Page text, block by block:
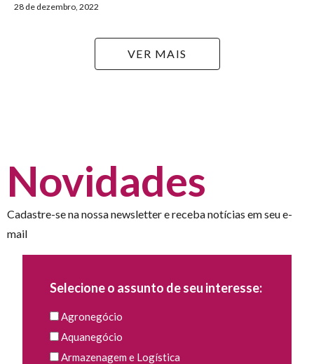
28 de dezembro, 2022
VER MAIS
Novidades
Cadastre-se na nossa newsletter e receba notícias em seu e-
mail
Selecione o assunto de seu interesse:
Agronegócio
Aquanegócio
Armazenagem e Logística